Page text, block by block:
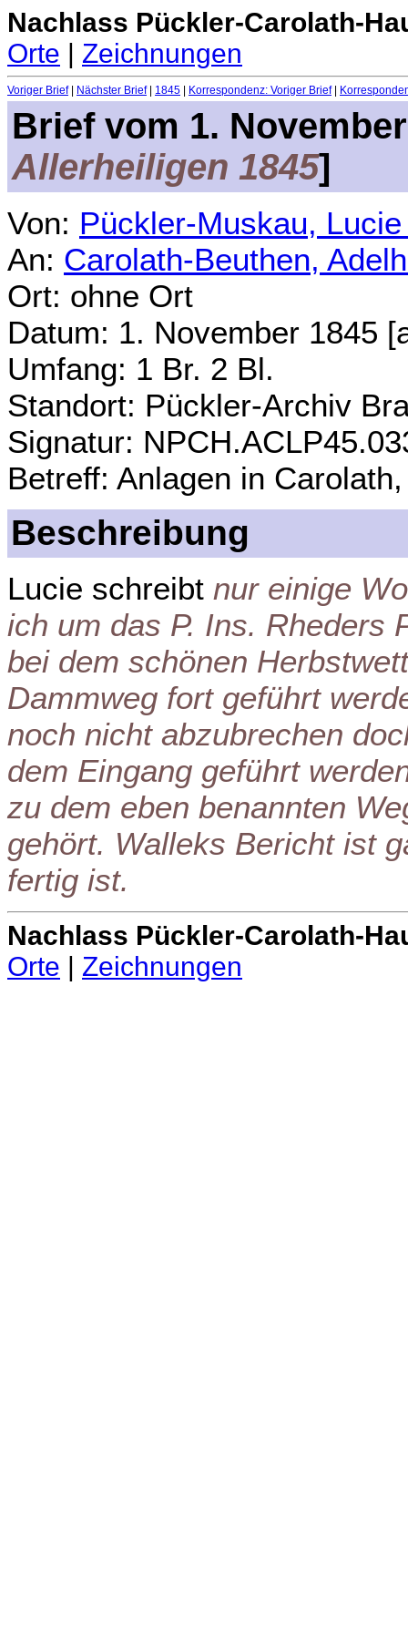
Nachlass Pückler-Carolath-
Orte | Zeichnungen
Voriger Brief| Nächster Brief| 1845 Korrespondenz: Voriger Brief|
Brief vom 1.
Allerheiligen 1845]
Von: Pückler-Muskau,
An: Carolath-Beuthen,
Ort: ohne Ort
Datum: 1. November 1845
Umfang: 1 Br. 2 Bl.
Standort: Pückler-Archiv
Signatur:
Betreff: Anlagen in
Beschreibung
Lucie schreibt nur einige
ich um das P. Ins. Rheders
bei dem schönen
Dammweg fort geführt
noch nicht abzubrechen
dem Eingang geführt
zu dem eben benannten
gehört. Walleks Bericht ist
fertig ist.
Nachlass Pückler-Carolath-
Orte | Zeichnungen